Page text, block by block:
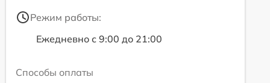
Режим работы:
Ежедневно с 9:00 до 21:00
Способы оплаты